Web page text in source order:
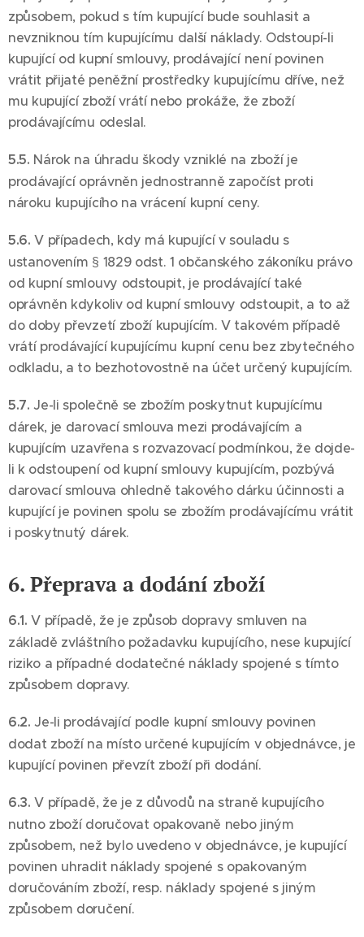
způsobem, pokud s tím kupující bude souhlasit a
nevzniknou tím kupujícímu další náklady. Odstoupí-li
kupující od kupní smlouvy, prodávající není povinen
vrátit přijaté peněžní prostředky kupujícímu dříve, než
mu kupující zboží vrátí nebo prokáže, že zboží
prodávajícímu odeslal.
5.5. Nárok na úhradu škody vzniklé na zboží je
prodávající oprávněn jednostranně započíst proti
nároku kupujícího na vrácení kupní ceny.
5.6.V případech, kdy má kupující v souladu s
ustanovením § 1829 odst. 1 občanského zákoníku právo
od kupní smlouvy odstoupit, je prodávající také
oprávněn kdykoliv od kupní smlouvy odstoupit, a to až
do doby převzetí zboží kupujícím. V takovém případě
vrátí prodávající kupujícímu kupní cenu bez zbytečného
odkladu, a to bezhotovostně na účet určený kupujícím.
5.7.Je-li společně se zbožím poskytnut kupujícímu
dárek, je darovací smlouva mezi prodávajícím a
kupujícím uzavřena s rozvazovací podmínkou, že dojde-
li k odstoupení od kupní smlouvy kupujícím, pozbývá
darovací smlouva ohledně takového dárku účinnosti a
kupující je povinen spolu se zbožím prodávajícímu vrátit
i poskytnutý dárek.
6. Přeprava a dodání zboží
6.1.V případě, že je způsob dopravy smluven na
základě zvláštního požadavku kupujícího, nese kupující
riziko a případné dodatečné náklady spojené s tímto
způsobem dopravy.
6.2.Je-li prodávající podle kupní smlouvy povinen
dodat zboží na místo určené kupujícím v objednávce, je
kupující povinen převzít zboží při dodání.
6.3.V případě, že je z důvodů na straně kupujícího
nutno zboží doručovat opakovaně nebo jiným
způsobem, než bylo uvedeno v objednávce, je kupující
povinen uhradit náklady spojené s opakovaným
doručováním zboží, resp. náklady spojené s jiným
způsobem doručení.